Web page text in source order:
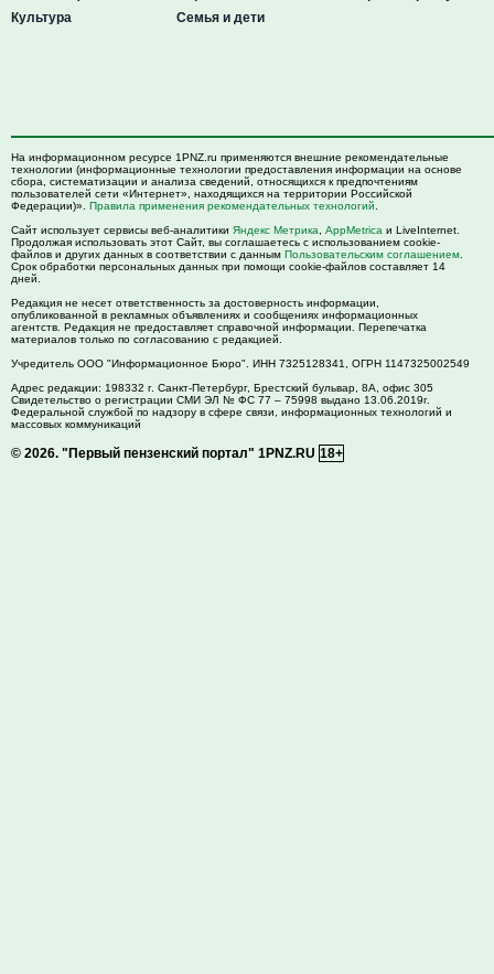
Культура
Семья и дети
На информационном ресурсе 1PNZ.ru применяются внешние рекомендательные
технологии (информационные технологии предоставления информации на основе
сбора, систематизации и анализа сведений, относящихся к предпочтениям
пользователей сети «Интернет», находящихся на территории Российской
Федерации)». Правила применения рекомендательных технологий
Сайт использует сервисы веб-аналитики Яндекс Метрика AppMetrica и LiveInternet.
Продолжая использовать этот Сайт, вы соглашаетесь с использованием cookie-
файлов и других данных в соответствии с данным Пользовательским соглашением
Срок обработки персональных данных при помощи cookie-файлов составляет 14
дней.
Редакция не несет ответственность за достоверность информации,
опубликованной в рекламных объявлениях и сообщениях информационных
агентств. Редакция не предоставляет справочной информации. Перепечатка
материалов только по согласованию с редакцией.
Учредитель ООО "Информационное Бюро". ИНН 7325128341, ОГРН 1147325002549
Адрес редакции: 198332 г. Санкт-Петербург, Брестский бульвар, 8А, офис 305
Свидетельство о регистрации СМИ ЭЛ № ФС 77 – 75998 выдано 13.06.2019г.
Федеральной службой по надзору в сфере связи, информационных технологий и
массовых коммуникаций
© 2026. "Первый пензенский портал" 1PNZ.RU 18+